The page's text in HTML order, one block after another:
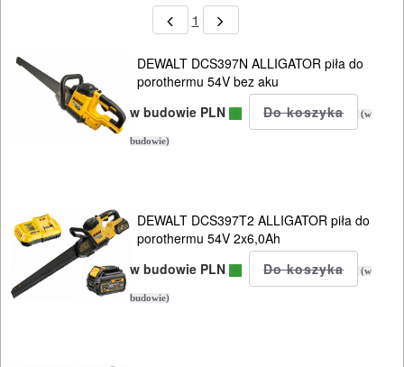
AKUMULATOROWE
ZESTAWY
NARZĘDZI
ładowarki
WKRĘTARKI
bruzdownice
1
DEWALT DCS397N ALLIGATOR piła do
porothermu 54V bez aku
w budowie PLN
(w
budowie)
DEWALT DCS397T2 ALLIGATOR piła do
porothermu 54V 2x6,0Ah
w budowie PLN
(w
budowie)